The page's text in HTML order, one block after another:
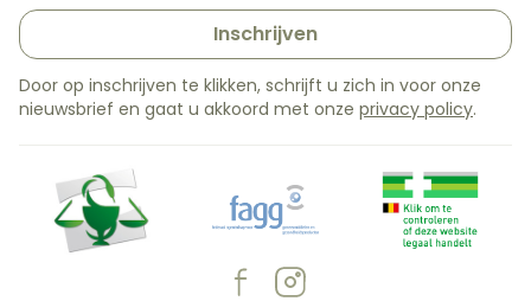
Inschrijven
Door op inschrijven te klikken, schrijft u zich in voor onze
nieuwsbrief en gaat u akkoord met onze privacy policy.